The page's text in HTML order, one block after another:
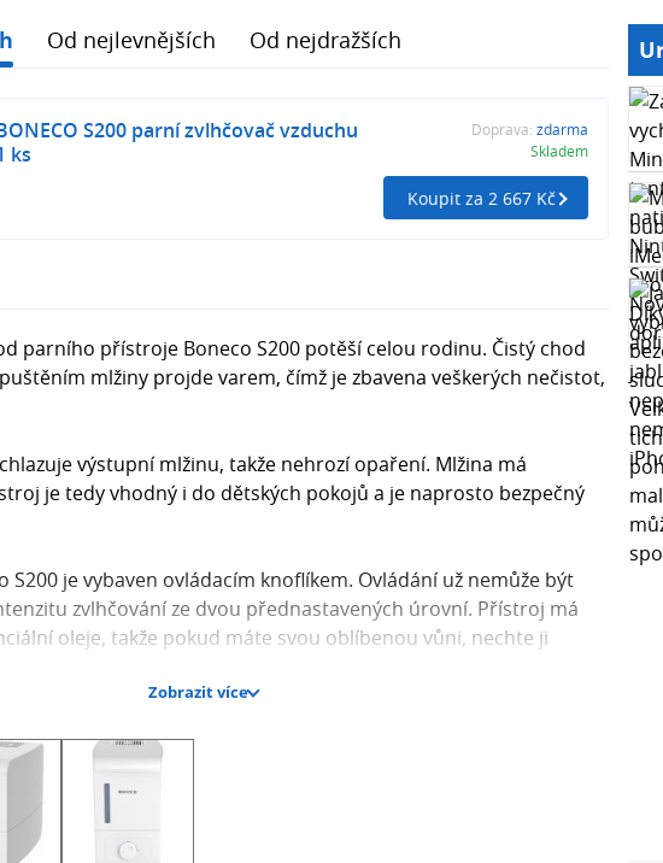
Od nejlevnějších Od nejdražších
S200 parní zvlhčovač vzduchu
ks
Doprava: zdarma
Skladem
Koupit za 2 667 Kč
parního přístroje Boneco S200 potěší celou rodinu. Čistý chod
mlžiny projde varem, čímž je zbavena veškerých nečistot,
výstupní mlžinu, takže nehrozí opaření. Mlžina má
je tedy vhodný i do dětských pokojů a je naprosto bezpečný
S200 je vybaven ovládacím knoflíkem. Ovládání už nemůže být
zvlhčování ze dvou přednastavených úrovní. Přístroj má
oleje, takže pokud máte svou oblíbenou vůni, nechte ji
mlžina naprosto hygienická a bez bakterií.
zajistí příjemnou teplotu výstupní mlžiny. Nehrozí nebezpečí
Zobrazit více